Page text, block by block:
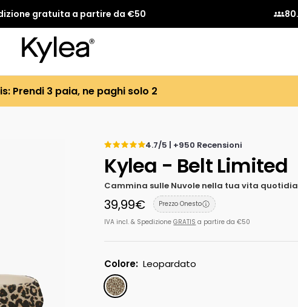
gratuita a partire da €50
Kylea®
Prendi 3 paia, ne paghi solo 2
4.7/5 | +950 Recensioni
Kylea - Belt Limited
Cammina sulle Nuvole nella tua vita
Prezzo
di
vendita
39,99€
Prezzo Onesto
IVA incl. & SpedizioneGRATIS a partire da €50
Colore: Leopardato
Leopardato